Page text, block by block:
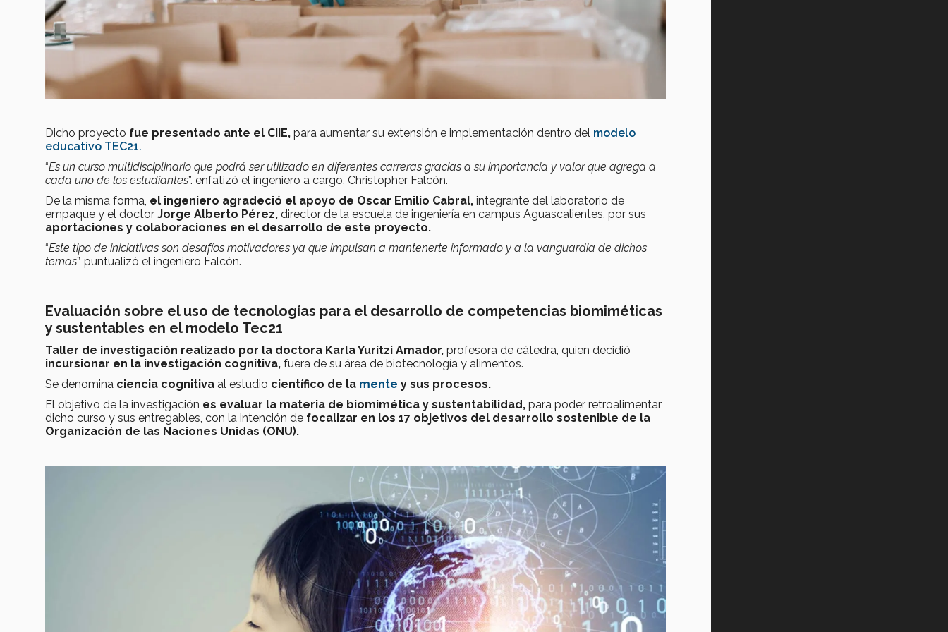
Dicho proyecto fue presentado ante el CIIE, para aumentar su extensión e implementación dentro del modelo
educativo TEC21.
“Es un curso multidisciplinario que podrá ser utilizado en diferentes carreras gracias a su importancia y valor que agrega a
cada uno de los estudiantes”. enfatizó el ingeniero a cargo, Christopher Falcón.
De la misma forma, el ingeniero agradeció el apoyo de Oscar Emilio Cabral, integrante del laboratorio de
empaque y el doctor Jorge Alberto Pérez, director de la escuela de ingeniería en campus Aguascalientes, por sus
aportaciones y colaboraciones en el desarrollo de este proyecto.
“Este tipo de iniciativas son desafíos motivadores ya que impulsan a mantenerte informado y a la vanguardia de dichos
temas”, puntualizó el ingeniero Falcón.
Evaluación sobre el uso de tecnologías para el desarrollo de competencias biomiméticas
y sustentables en el modelo Tec21
Taller de investigación realizado por la doctora Karla Yuritzi Amador, profesora de cátedra, quien decidió
incursionar en la investigación cognitiva, fuera de su área de biotecnología y alimentos.
Se denomina ciencia cognitiva al estudio científico de la mente y sus procesos.
El objetivo de la investigación es evaluar la materia de biomimética y sustentabilidad, para poder retroalimentar
dicho curso y sus entregables, con la intención de focalizar en los 17 objetivos del desarrollo sostenible de la
Organización de las Naciones Unidas (ONU).